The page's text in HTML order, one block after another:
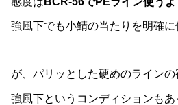
強風下でも小鯖の当たりを明確に
が、パリッとした硬めのラインの
強風下というコンディションもあ